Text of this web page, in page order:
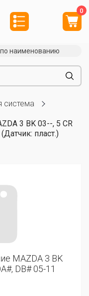
0
по наименованию
система
3 BK 03--, 5 CR
пласт.)
MAZDA 3 BK
DB# 05-11